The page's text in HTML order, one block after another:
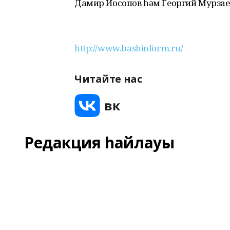
Дамир Йосопов һәм Георгий
http://www.bashinform.ru/
Читайте нас
Редакция һайлауы